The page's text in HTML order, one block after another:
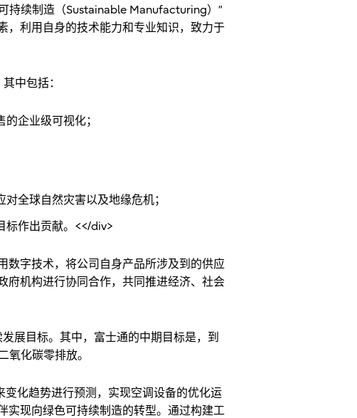
持续制造（Sustainable Manufacturing）”
，利用自身的技术能力和专业知识，致力于
中包括：
企业级可视化；
全球自然灾害以及地缘危机；
标作出贡献。<</div>
数字技术，将公司自身产品所涉及到的供应
府机构进行协同合作，共同推进经济、社会
展目标。其中，富士通的中期目标是，到
氧化碳零排放。
变化趋势进行预测，实现空调设备的优化运
实现向绿色可持续制造的转型。通过构建工